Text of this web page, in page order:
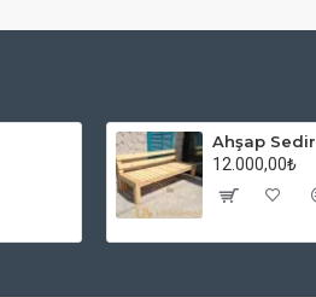
Ahşap Sedir
12.000,00₺